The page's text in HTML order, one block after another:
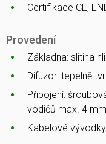
Certifikace CE,
Provedení
Základna: slitina
Difuzor: tepelně
Připojení:
vodičů max. 4
Kabelové